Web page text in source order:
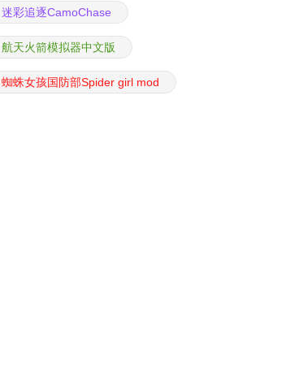
迷彩追逐CamoChase
航天火箭模拟器中文版
蜘蛛女孩国防部Spider girl mod